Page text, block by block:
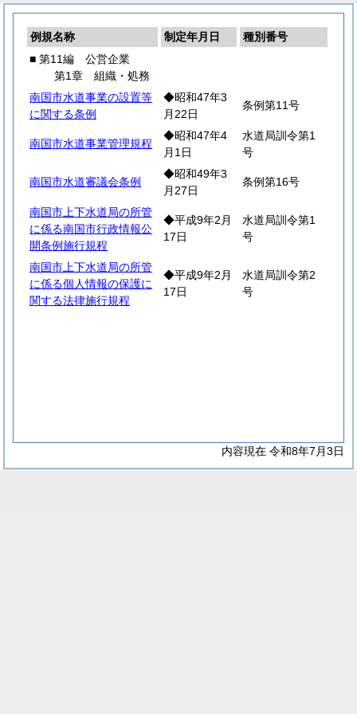
例規名称 制定年月日
種別番号
■ 第11編 公営企業
第1章 組織・処務
南国市水道事業の設置等
に関する条例
◆昭和47年3
月22日
条例第11号
南国市水道事業管理規程
◆昭和47年4
月1日
水道局訓令第1
号
南国市水道審議会条例
◆昭和49年3
月27日
条例第16号
南国市上下水道局の所管
に係る南国市行政情報公
開条例施行規程
◆平成9年2月
17日
水道局訓令第1
号
南国市上下水道局の所管
に係る個人情報の保護に
関する法律施行規程
◆平成9年2月
17日
水道局訓令第2
号
内容現在 令和8年7月3日